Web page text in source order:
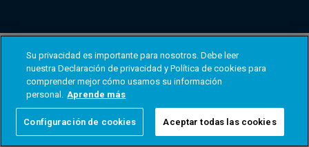
Su privacidad es importante para nosotros. Debe leer
nuestra Declaración de privacidad y Política de cookies para
comprender mejor cómo usamos su información
personal. Aprende más
Configuración de cookies Aceptar todas las cookies